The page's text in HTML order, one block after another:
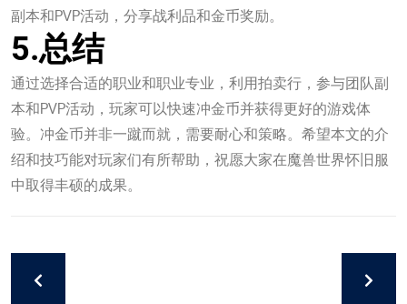
副本和PVP活动，分享战利品和金币奖励。
5.总结
通过选择合适的职业和职业专业，利用拍卖行，参与团队副
本和PVP活动，玩家可以快速冲金币并获得更好的游戏体
验。冲金币并非一蹴而就，需要耐心和策略。希望本文的介
绍和技巧能对玩家们有所帮助，祝愿大家在魔兽世界怀旧服
中取得丰硕的成果。